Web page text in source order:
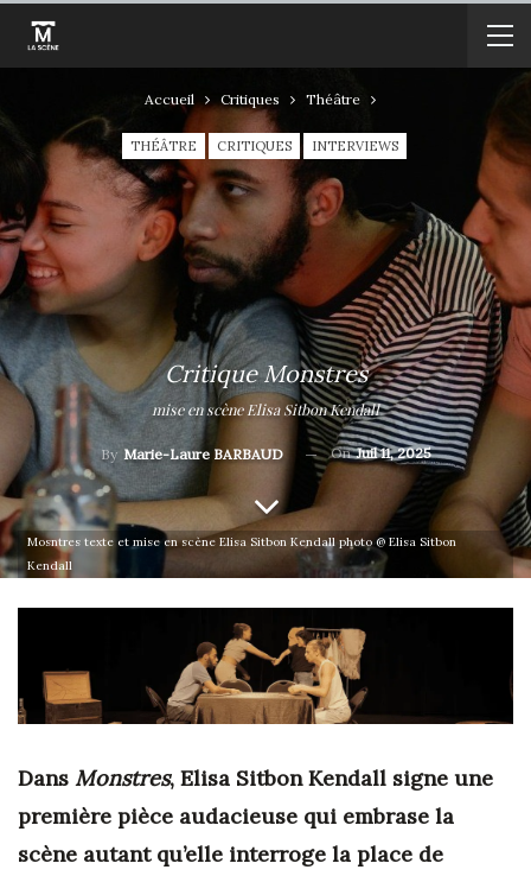
Accueil Critiques Théâtre
THÉÂTRE CRITIQUES INTERVIEWS
Critique Monstres
mise en scène Elisa Sitbon Kendall
By Marie-Laure BARBAUD OnJuil 11, 2025
Mosntres texte et mise en scène Elisa Sitbon Kendall photo @ Elisa Sitbon
Kendall
Dans Monstres, Elisa Sitbon Kendall signe une
première pièce audacieuse qui embrase la
scène autant qu’elle interroge la place de